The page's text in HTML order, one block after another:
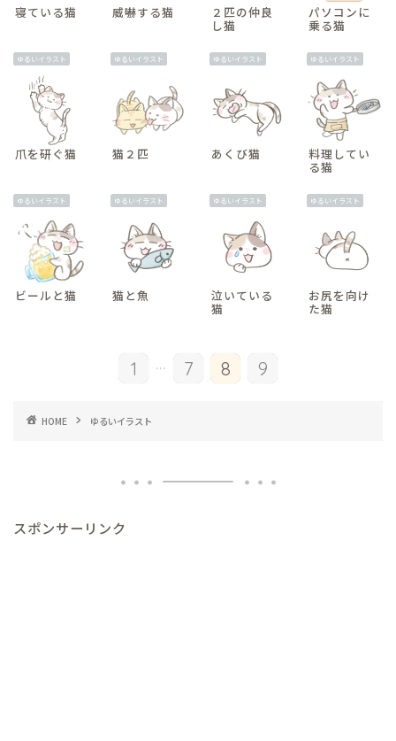
寝ている猫 威嚇する猫 ２匹の仲良
し猫
パソコンに
乗る猫
ゆるいイラスト
爪を研ぐ猫
ゆるいイラスト
猫２匹
ゆるいイラスト
あくび猫
ゆるいイラスト
料理してい
る猫
ゆるいイラスト
ビールと猫
ゆるいイラスト
猫と魚
ゆるいイラスト
泣いている
猫
ゆるいイラスト
お尻を向け
た猫
1 ... 7 8 9
HOME ゆるいイラスト
スポンサーリンク